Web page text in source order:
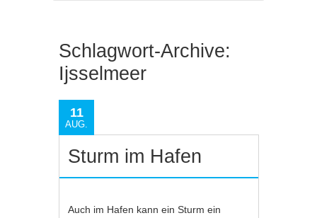
Schlagwort-Archive:
Ijsselmeer
11
AUG.
Sturm im Hafen
Auch im Hafen kann ein Sturm ein